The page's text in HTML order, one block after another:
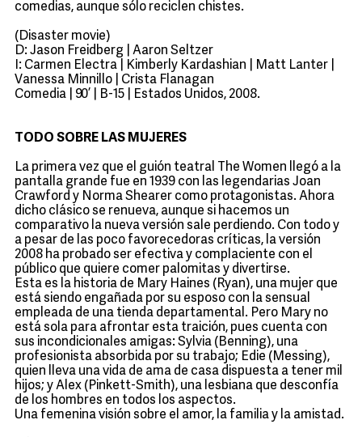
comedias, aunque sólo reciclen chistes.
(Disaster movie)
D: Jason Freidberg | Aaron Seltzer
I: Carmen Electra | Kimberly Kardashian | Matt Lanter |
Vanessa Minnillo | Crista Flanagan
Comedia | 90’ | B-15 | Estados Unidos, 2008.
TODO SOBRE LAS MUJERES
La primera vez que el guión teatral The Women llegó a la
pantalla grande fue en 1939 con las legendarias Joan
Crawford y Norma Shearer como protagonistas. Ahora
dicho clásico se renueva, aunque si hacemos un
comparativo la nueva versión sale perdiendo. Con todo y
a pesar de las poco favorecedoras críticas, la versión
2008 ha probado ser efectiva y complaciente con el
público que quiere comer palomitas y divertirse.
Esta es la historia de Mary Haines (Ryan), una mujer que
está siendo engañada por su esposo con la sensual
empleada de una tienda departamental. Pero Mary no
está sola para afrontar esta traición, pues cuenta con
sus incondicionales amigas: Sylvia (Benning), una
profesionista absorbida por su trabajo; Edie (Messing),
quien lleva una vida de ama de casa dispuesta a tener mil
hijos; y Alex (Pinkett-Smith), una lesbiana que desconfía
de los hombres en todos los aspectos.
Una femenina visión sobre el amor, la familia y la amistad.